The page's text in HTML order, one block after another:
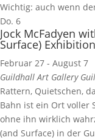
Wichtig: auch wenn
Do. 6
Jock McFadyen
Surface) Exhibition
Februar 27 - August 7
Guildhall Art Gallery
Rattern, Quietschen,
Bahn ist ein Ort voller
ohne ihn wirklich
(and Surface) in der